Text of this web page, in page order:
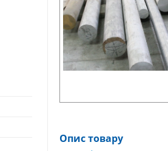
Опис товару